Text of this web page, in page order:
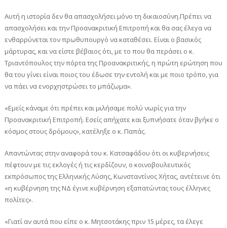
Αυτή η ιστορία δεν θα απασχολήσει μόνο τη δικαιοσύνη.Πρέπει να
απασχολήσει και την Προανακριτική Επιτροπή και θα σας έλεγα να
ενθαρρύνεται τον πρωθυπουργό να καταθέσει. Είναι ο βασικός
μάρτυρας, και να είστε βέβαιος ότι, με το που θα περάσει ο κ.
Τριαντόπουλος την πόρτα της Προανακριτικής, η πρώτη ερώτηση που
θα του γίνει είναι ποιος του έδωσε την εντολή και με ποιο τρόπο, για
να πάει να ενορχηστρώσει το μπάζωμα».
«Εμείς κάναμε ότι πρέπει και μιλήσαμε πολύ νωρίς για την
Προανακριτική Επιτροπή. Εσείς απήχατε και ξυπνήσατε όταν βγήκε ο
κόσμος στους δρόμους», κατέληξε ο κ. Παπάς.
Απαντώντας στην αναφορά του κ. Κατσαφάδου ότι οι κυβερνήσεις
πέφτουν με τις εκλογές ή τις κερδίζουν, ο κοινοβουλευτικός
εκπρόσωπος της Ελληνικής Λύσης, Κωνσταντίνος Χήτας, αντέτεινε ότι
«η κυβέρνηση της ΝΔ έγινε κυβέρνηση εξαπατώντας τους έλληνες
πολίτες».
«Γιατί αν αυτά που είπε ο κ. Μητσοτάκης πριν 15 μέρες, τα έλεγε